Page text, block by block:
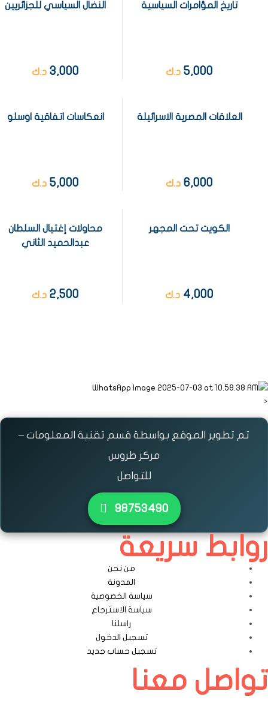
تاريخ المؤامرات السياسية
5,000 د.ك
النضال السياسي للجزائريين
3,000 د.ك
العلاقات المصرية الاسرائيلة
6,000 د.ك
انعكاسات اتفاقية اوسلو
5,000 د.ك
الكويت تحت المجهر
4,000 د.ك
محاولات إغتيال السلطان
عبدالحميد الثاني
2,500 د.ك
<
تم تطوير الموقع بواسطة قسم تقنية المعلومات –
مركز طروس
للتواصل
٩٨٧٥٣٤٩٠
روابط سريعة
من نحن
المدونة
سياسة الخصوصية
سياسة الاسترجاع
راسلنا
تسجيل الدخول
تسجيل حساب جديد
تواصل معنا